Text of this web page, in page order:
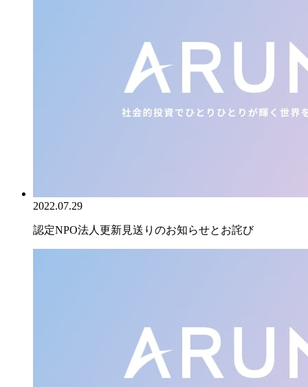
2022.07.29
認定NPO法人更新見送りのお知らせとお詫び